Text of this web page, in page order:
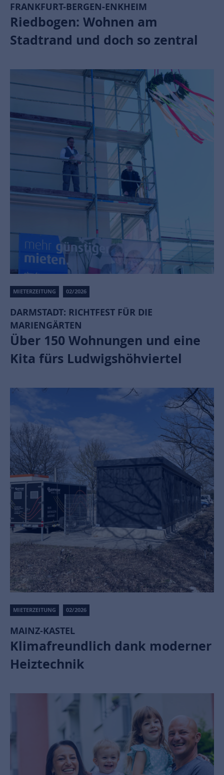
FRANKFURT-BERGEN-ENKHEIM
Riedbogen: Wohnen am
Stadtrand und doch so zentral
MIETERZEITUNG 02/2026
DARMSTADT: RICHTFEST FÜR DIE
MARIENGÄRTEN
Über 150 Wohnungen und eine
Kita fürs Ludwigshöhviertel
MIETERZEITUNG 02/2026
MAINZ-KASTEL
Klimafreundlich dank moderner
Heiztechnik